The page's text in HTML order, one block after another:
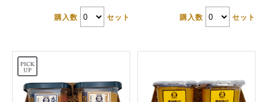
購入数 セット 購入数 セット